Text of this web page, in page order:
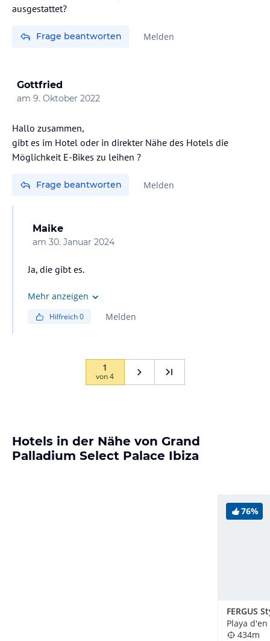
ausgestattet?
Frage beantworten Melden
Gottfried
am 9. Oktober 2022
Hallo zusammen,
gibt es im Hotel oder in direkter Nähe des Hotels die
Frage beantworten Melden
Maike
am 30. Januar 2024
Ja, die gibt es.
Mehr anzeigen
Hilfreich0 Melden
1
von4
Hotels in der Nähe von Grand
Palladium Select Palace Ibiza
76%
Playa
434m